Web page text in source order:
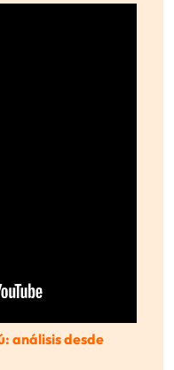
análisis desde